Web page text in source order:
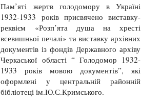
Пам’яті жертв голодомору в Україні
1932-1933 років присвячено виставку-
реквієм «Розп’ята душа на хресті
всевишньої печалі» та виставку архівних
документів із фондів Державного архіву
Черкаської області “ Голодомор 1932-
1933 років мовою документів”, які
оформлені у центральній районній
бібліотеці ім.Ю.С.Кримського.